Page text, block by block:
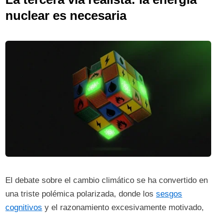
nuclear es necesaria
El debate sobre el cambio climático se ha convertido en
una triste polémica polarizada, donde lossesgos
cognitivos y el razonamiento excesivamente motivado,